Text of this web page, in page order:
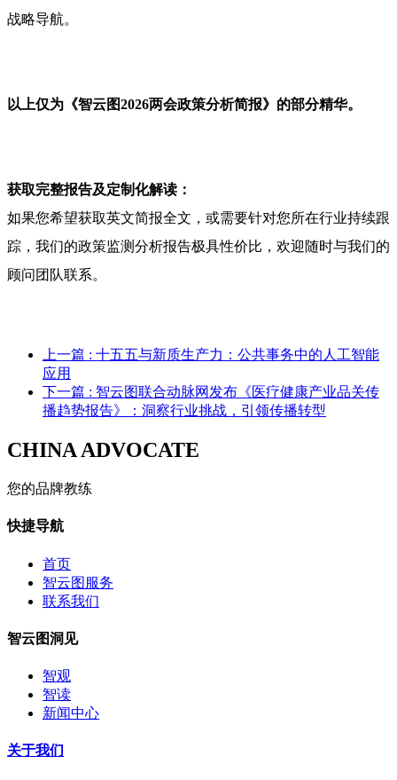
战略导航。
以上仅为《智云图2026两会政策分析简报》的部分精华。
获取完整报告及定制化解读：
如果您希望获取英文简报全文，或需要针对您所在行业持续跟
踪，我们的政策监测分析报告极具性价比，欢迎随时与我们的
顾问团队联系。
上一篇 : 十五五与新质生产力：公共事务中的人工智能
应用
下一篇 : 智云图联合动脉网发布《医疗健康产业品关传
播趋势报告》：洞察行业挑战，引领传播转型
CHINA ADVOCATE
您的品牌教练
快捷导航
首页
智云图服务
联系我们
智云图洞见
智观
智读
新闻中心
关于我们